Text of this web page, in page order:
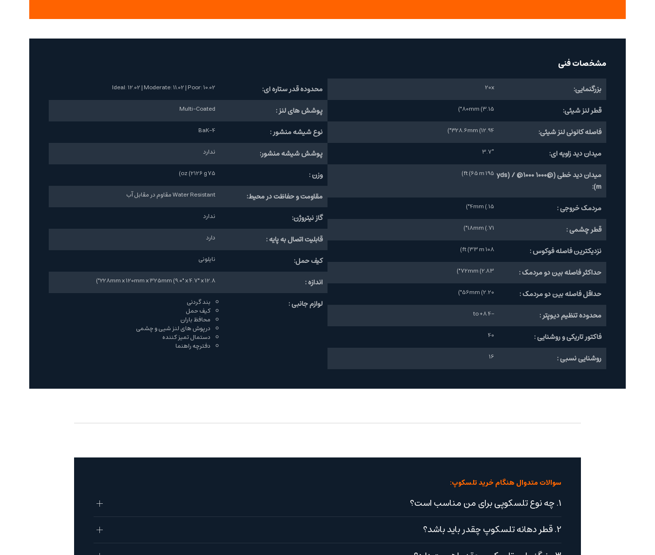
مشخصات فنی
بزرگنمایی: 20x
قطر لنز شیئی: 80mm (3.15")
فاصله کانونی لنز شیئی: 328.6mm (12.94")
میدان دید زاویه ای: 3.7°
میدان دید خطی (@1000 yds) / @1000
m):
195 ft (65 m)
مردمک خروجی : 4mm (.15")
قطر چشمی : 18mm (.71")
نزدیکترین فاصله فوکوس : 108 ft (33 m)
حداکثر فاصله بین دو مردمک : 72mm (2.83")
حداقل فاصله بین دو مردمک : 56mm (2.20")
محدوده تنظیم دیوپتر : -4 to +8
فاکتور تاریکی و روشنایی : 40
روشنایی نسبی : 16
محدوده قدر ستاره ای: Ideal: 12.02 | Moderate: 11.02 | Poor: 10.02
پوشش های لنز : Multi-Coated
نوع شیشه منشور : BaK-4
پوشش شیشه منشور: ندارد
وزن : 75 oz (2126 g)
مقاومت و حفاظت در محیط: Water Resistant مقاوم در مقابل آب
گاز نیتروژن: ندارد
قابلیت اتصال به پایه : دارد
کیف حمل: نایلونی
اندازه : 228mm x 120mm x 325mm (9.0" x 4.7" x 12.8")
لوازم جانبی :
بند گردنی
کیف حمل
محافظ باران
درپوش های لنز شیی و چشمی
دستمال تمیز کننده
دفترچه راهنما
سوالات متدوال هنگام خرید تلسکوپ:
1. چه نوع تلسکوپی برای من مناسب است؟
2. قطر دهانه تلسکوپ چقدر باید باشد؟